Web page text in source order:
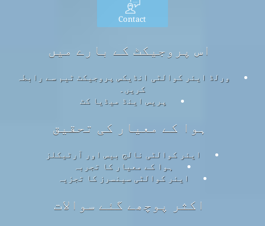
Contact
اس پروجیکٹ کے بارے میں
ورلڈ ایئر کوالٹی انڈیکس پروجیکٹ ٹیم سے رابطہ
کریں۔
پریس اینڈ میڈیا کٹ
ہوا کے معیار کی تحقیق
ایئر کوالٹی نالج بیس اور آرٹیکلز
ہوا کے معیار کا تجربہ
ایئر کوالٹی سینسرز کا تجزیہ
اکثر پوچھے گئے سوالات